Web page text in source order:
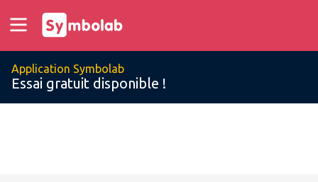
Application Symbolab
Essai gratuit disponible !